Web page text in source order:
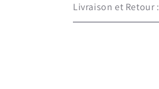
Livraison et Retour :